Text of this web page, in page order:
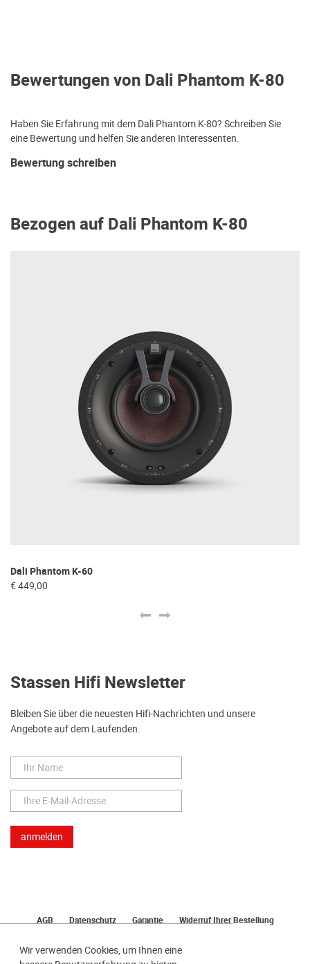
Wir verwenden Cookies, um Ihnen eine
Bewertungen von Dali Phantom K-80
Haben Sie Erfahrung mit dem Dali Phantom K-80? Schreiben Sie
eine Bewertung und helfen Sie anderen Interessenten.
Bewertung schreiben
Bezogen auf Dali Phantom K-80
Dali Phantom K-60
€ 449,00
Stassen Hifi Newsletter
Bleiben Sie über die neuesten Hifi-Nachrichten und unsere
Angebote auf dem Laufenden.
AGB Datenschutz Garantie
Widerruf Ihrer Bestellung